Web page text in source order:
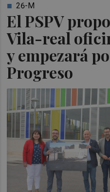
El PSPV
Vila-real
y empezará
Progreso
26-M